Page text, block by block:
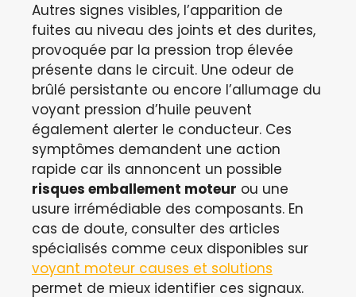
Autres signes visibles, l’apparition de
fuites au niveau des joints et des durites,
provoquée par la pression trop élevée
présente dans le circuit. Une odeur de
brûlé persistante ou encore l’allumage du
voyant pression d’huile peuvent
également alerter le conducteur. Ces
symptômes demandent une action
rapide car ils annoncent un possible
risques emballement moteur ou une
usure irrémédiable des composants. En
cas de doute, consulter des articles
spécialisés comme ceux disponibles sur
voyant moteur causes et solutions
permet de mieux identifier ces signaux.